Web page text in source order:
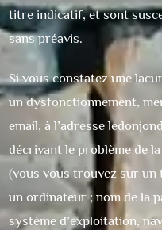
titre indicatif, et sont
sans préavis.
Si vous constatez une
un dysfonctionnement,
email, à l’adresse
décrivant le problème de
(vous vous trouvez sur un
un ordinateur ; nom de la
système d’exploitation,